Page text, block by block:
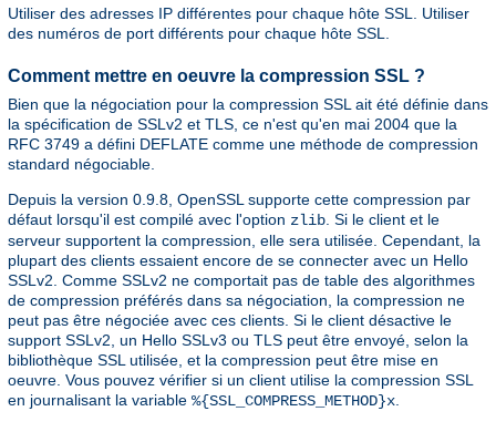
Utiliser des adresses IP différentes pour chaque hôte SSL. Utiliser
des numéros de port différents pour chaque hôte SSL.
Comment mettre en oeuvre la compression SSL ?
Bien que la négociation pour la compression SSL ait été définie dans
la spécification de SSLv2 et TLS, ce n'est qu'en mai 2004 que la
RFC 3749 a défini DEFLATE comme une méthode de compression
standard négociable.
Depuis la version 0.9.8, OpenSSL supporte cette compression par
défaut lorsqu'il est compilé avec l'option zlib . Si le client et le
serveur supportent la compression, elle sera utilisée. Cependant, la
plupart des clients essaient encore de se connecter avec un Hello
SSLv2. Comme SSLv2 ne comportait pas de table des algorithmes
de compression préférés dans sa négociation, la compression ne
peut pas être négociée avec ces clients. Si le client désactive le
support SSLv2, un Hello SSLv3 ou TLS peut être envoyé, selon la
bibliothèque SSL utilisée, et la compression peut être mise en
oeuvre. Vous pouvez vérifier si un client utilise la compression SSL
en journalisant la variable %{SSL_COMPRESS_METHOD}x